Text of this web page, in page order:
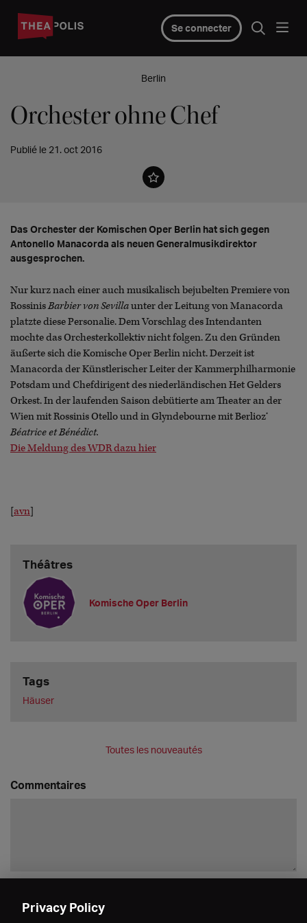
Se connecter
Berlin
Orchester ohne Chef
Publié le 21. oct 2016
Das Orchester der Komischen Oper Berlin hat sich gegen
Antonello Manacorda als neuen Generalmusikdirektor
ausgesprochen.
Nur kurz nach einer auch musikalisch bejubelten Premiere von
RossinisBarbier von Sevillaunter der Leitung von Manacorda
platzte diese Personalie. Dem Vorschlag des Intendanten
mochte das Orchesterkollektiv nicht folgen. Zu den Gründen
äußerte sich die Komische Oper Berlin nicht. Derzeit ist
Manacorda der Künstlerischer Leiter der Kammerphilharmonie
Potsdam und Chefdirigent des niederländischen Het Gelders
Orkest. In der laufenden Saison debütierte am Theater an der
Wien mit Rossinis Otello und in Glyndebourne mit Berlioz‘
Béatrice et Bénédict.
Die Meldung des WDR dazu hier
[avn]
Théâtres
Komische Oper Berlin
Tags
Häuser
Toutes les nouveautés
Commentaires
Privacy Policy